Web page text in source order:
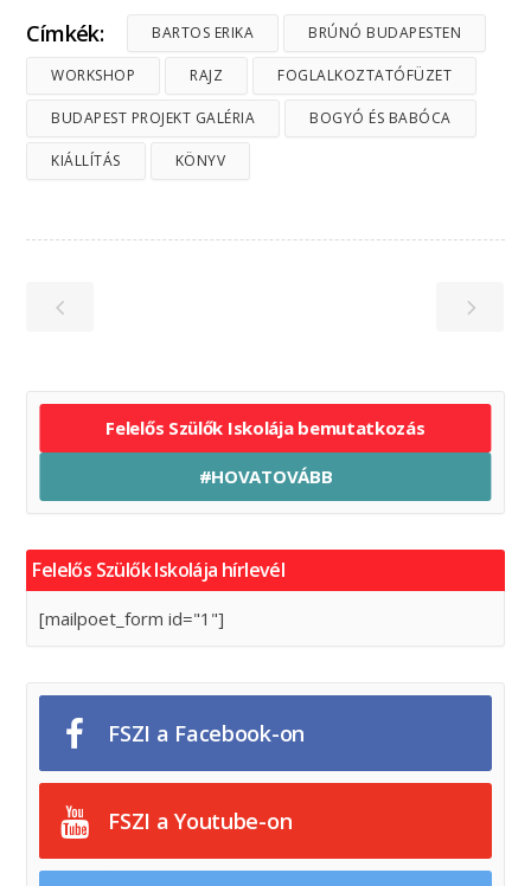
Címkék: BARTOS ERIKA BRÚNÓ BUDAPESTEN
WORKSHOP RAJZ FOGLALKOZTATÓFÜZET
BUDAPEST PROJEKT GALÉRIA BOGYÓ ÉS BABÓCA
KIÁLLÍTÁS KÖNYV
Felelős Szülők Iskolája bemutatkozás
#HOVATOVÁBB
Felelős Szülők Iskolája hírlevél
[mailpoet_form id="1"]
FSZI a Facebook-on
FSZI a Youtube-on